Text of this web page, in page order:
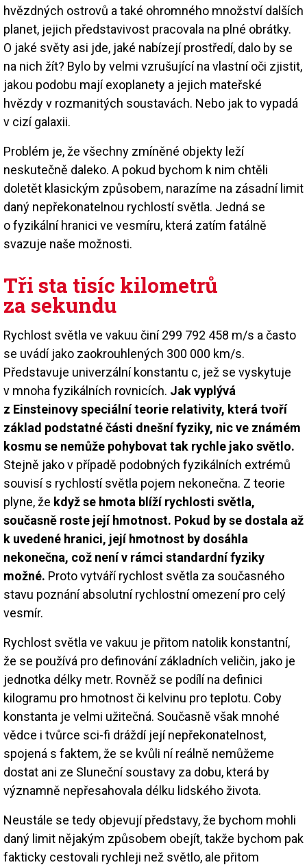
hvězdných ostrovů a také ohromného množství dalších
planet, jejich představivost pracovala na plné obrátky.
O jaké světy asi jde, jaké nabízejí prostředí, dalo by se
na nich žít? Bylo by velmi vzrušující na vlastní oči zjistit,
jakou podobu mají exoplanety a jejich mateřské
hvězdy v rozmanitých soustavách. Nebo jak to vypadá
v cizí galaxii.
Problém je, že všechny zmíněné objekty leží
neskutečně daleko. A pokud bychom k nim chtěli
doletět klasickým způsobem, narazíme na zásadní limit
daný nepřekonatelnou rychlostí světla. Jedná se
o fyzikální hranici ve vesmíru, která zatím fatálně
svazuje naše možnosti.
Tři sta tisíc kilometrů
za sekundu
Rychlost světla ve vakuu činí 299 792 458 m/s a často
se uvádí jako zaokrouhlených 300 000 km/s.
Představuje univerzální konstantu c, jež se vyskytuje
v mnoha fyzikálních rovnicích. Jak vyplývá
z Einsteinovy speciální teorie relativity, která tvoří
základ podstatné části dnešní fyziky, nic ve známém
kosmu se nemůže pohybovat tak rychle jako světlo.
Stejně jako v případě podobných fyzikálních extrémů
souvisí s rychlostí světla pojem nekonečna. Z teorie
plyne, že když se hmota blíží rychlosti světla,
současně roste její hmotnost. Pokud by se dostala až
k uvedené hranici, její hmotnost by dosáhla
nekonečna, což není v rámci standardní fyziky
možné. Proto vytváří rychlost světla za současného
stavu poznání absolutní rychlostní omezení pro celý
vesmír.
Rychlost světla ve vakuu je přitom natolik konstantní,
že se používá pro definování základních veličin, jako je
jednotka délky metr. Rovněž se podílí na definici
kilogramu pro hmotnost či kelvinu pro teplotu. Coby
konstanta je velmi užitečná. Současně však mnohé
vědce i tvůrce sci-fi dráždí její nepřekonatelnost,
spojená s faktem, že se kvůli ní reálně nemůžeme
dostat ani ze Sluneční soustavy za dobu, která by
významně nepřesahovala délku lidského života.
Neustále se tedy objevují představy, že bychom mohli
daný limit nějakým způsobem obejít, takže bychom pak
fakticky cestovali rychleji než světlo, ale přitom